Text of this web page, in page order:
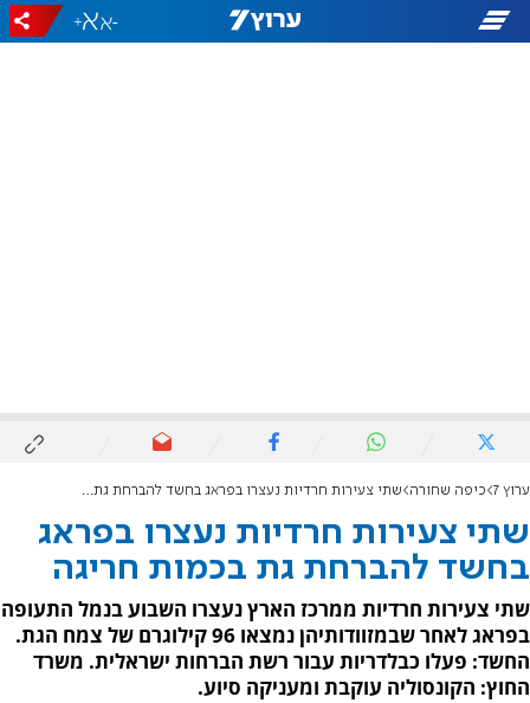
-
+
ערוץ 7 כיפה שחורה שתי צעירות חרדיות נעצרו בפראג בחשד להברחת גת בכמות חריגה
שתי צעירות חרדיות נעצרו בפראג
בחשד להברחת גת בכמות חריגה
שתי צעירות חרדיות ממרכז הארץ נעצרו השבוע בנמל התעופה
בפראג לאחר שבמזוודותיהן נמצאו 96 קילוגרם של צמח הגת.
החשד: פעלו כבלדריות עבור רשת הברחות ישראלית. משרד
החוץ: הקונסוליה עוקבת ומעניקה סיוע.